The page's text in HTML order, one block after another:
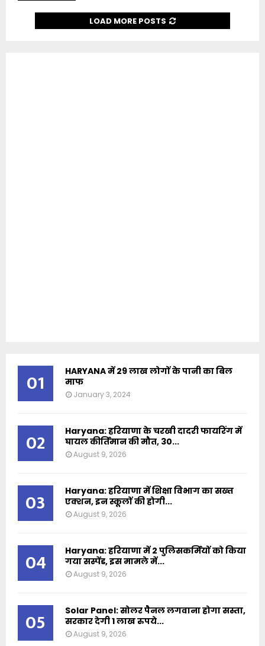
LOAD MORE POSTS
01
HARYANA में 29 लाख लोगों के पानी का बिल
माफ
January 3, 2024
02
Haryana: हरियाणा के चरखी दादरी फायरिंग में
घायल कीर्तिमान की मौत, 30...
August 9, 2026
03
Haryana: हरियाणा में शिक्षा विभाग का सख्त
एक्शन, इन स्कूलों की होगी...
August 9, 2026
04
Haryana: हरियाणा में 2 पुलिसकर्मियों को किया
गया सस्पेंड, इस मामले में...
August 9, 2026
05
Solar Panel: सोलर पैनल लगवाना होगा सस्ता,
सरकार देगी 1 लाख रुपये...
August 9, 2026